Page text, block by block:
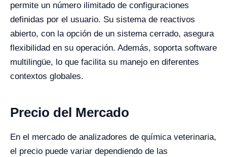
permite un número ilimitado de configuraciones
definidas por el usuario. Su sistema de reactivos
abierto, con la opción de un sistema cerrado, asegura
flexibilidad en su operación. Además, soporta software
multilingüe, lo que facilita su manejo en diferentes
contextos globales.
Precio del Mercado
En el mercado de analizadores de química veterinaria,
el precio puede variar dependiendo de las